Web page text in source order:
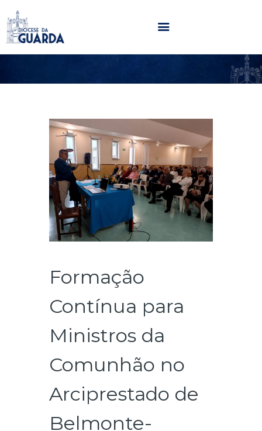
HOME
PARÓQUIAS
NOTÍCIAS
AGENDA
MULTIMÉDIA
SENTIR COM A IGREJA
CONTACTOS
Formação
Contínua para
Ministros da
Comunhão no
Arciprestado de
Belmonte-